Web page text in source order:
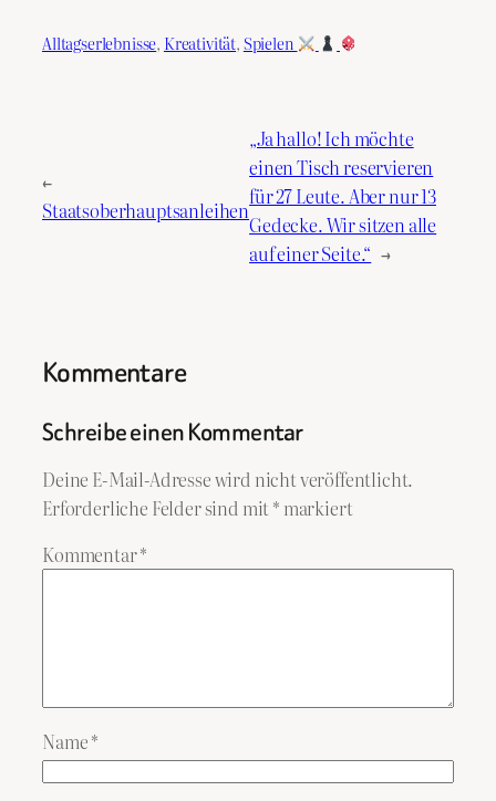
Alltagserlebnisse, Kreativität, Spielen
←
Staatsoberhauptsanleihen
„Ja hallo! Ich möchte
einen Tisch reservieren
für 27 Leute. Aber nur 13
Gedecke. Wir sitzen alle
auf einer Seite.“ →
Kommentare
Schreibe einen Kommentar
Deine E-Mail-Adresse wird nicht veröffentlicht.
Erforderliche Felder sind mit* markiert
Kommentar*
Name*